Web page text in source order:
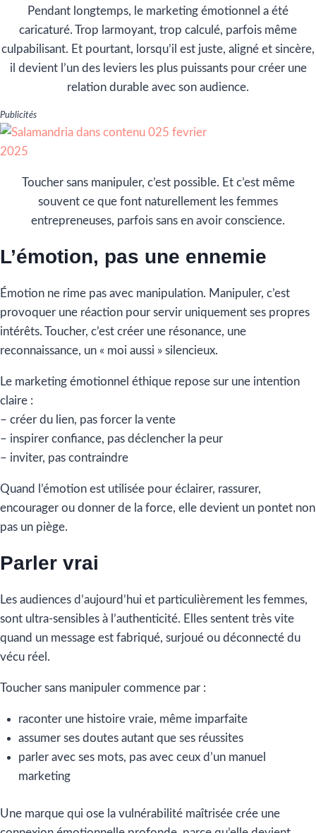
Pendant longtemps, le marketing émotionnel a été
caricaturé. Trop larmoyant, trop calculé, parfois même
culpabilisant. Et pourtant, lorsqu’il est juste, aligné et sincère,
il devient l’un des leviers les plus puissants pour créer une
relation durable avec son audience.
Publicités
Toucher sans manipuler, c’est possible. Et c’est même
souvent ce que font naturellement les femmes
entrepreneuses, parfois sans en avoir conscience.
L’émotion, pas une ennemie
Émotion ne rime pas avec manipulation. Manipuler, c’est
provoquer une réaction pour servir uniquement ses propres
intérêts. Toucher, c’est créer une résonance, une
reconnaissance, un « moi aussi » silencieux.
Le marketing émotionnel éthique repose sur une intention
claire :
– créer du lien, pas forcer la vente
– inspirer confiance, pas déclencher la peur
– inviter, pas contraindre
Quand l’émotion est utilisée pour éclairer, rassurer,
encourager ou donner de la force, elle devient un pontet non
pas un piège.
Parler vrai
Les audiences d’aujourd’hui et particulièrement les femmes,
sont ultra-sensibles à l’authenticité. Elles sentent très vite
quand un message est fabriqué, surjoué ou déconnecté du
vécu réel.
Toucher sans manipuler commence par :
raconter une histoire vraie, même imparfaite
assumer ses doutes autant que ses réussites
parler avec ses mots, pas avec ceux d’un manuel
marketing
Une marque qui ose la vulnérabilité maîtrisée crée une